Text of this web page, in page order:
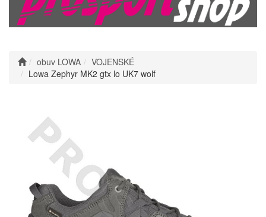
obuv LOWA
VOJENSKÉ
Lowa Zephyr MK2 gtx lo UK7 wolf